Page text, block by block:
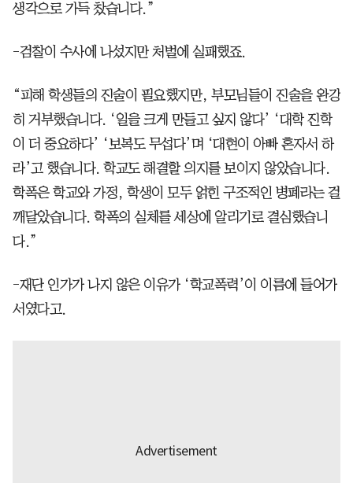
생각으로 가득 찼습니다.”
-검찰이 수사에 나섰지만 처벌에 실패했죠.
“피해 학생들의 진술이 필요했지만, 부모님들이 진술을 완강
히 거부했습니다. ‘일을 크게 만들고 싶지 않다’ ‘대학 진학
이 더 중요하다’ ‘보복도 무섭다’며 ‘대현이 아빠 혼자서 하
라’고 했습니다. 학교도 해결할 의지를 보이지 않았습니다.
학폭은 학교와 가정, 학생이 모두 얽힌 구조적인 병폐라는 걸
깨달았습니다. 학폭의 실체를 세상에 알리기로 결심했습니
다.”
-재단 인가가 나지 않은 이유가 ‘학교폭력’이 이름에 들어가
서였다고.